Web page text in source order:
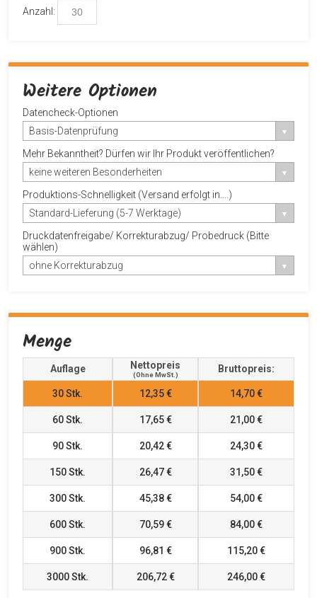
Anzahl:
Weitere Optionen
Datencheck-Optionen
Basis-Datenprüfung
Mehr Bekanntheit? Dürfen wir Ihr Produkt veröffentlichen?
keine weiteren Besonderheiten
Produktions-Schnelligkeit (Versand erfolgt in....)
Standard-Lieferung (5-7 Werktage)
Druckdatenfreigabe/ Korrekturabzug/ Probedruck (Bitte
wählen)
ohne Korrekturabzug
Menge
Auflage Nettopreis
(ohne MwSt.)
Bruttopreis:
30Stk. 12,35 € 14,70 €
60Stk. 17,65 € 21,00 €
90Stk. 20,42 € 24,30 €
150Stk. 26,47 € 31,50 €
300Stk. 45,38 € 54,00 €
600Stk. 70,59 € 84,00 €
900Stk. 96,81 € 115,20 €
3000Stk. 206,72 € 246,00 €